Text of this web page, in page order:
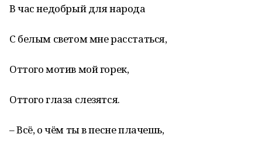
В час недобрый для народа
С белым светом мне расстаться,
Оттого мотив мой горек,
Оттого глаза слезятся.
– Всё, о чём ты в песне плачешь,